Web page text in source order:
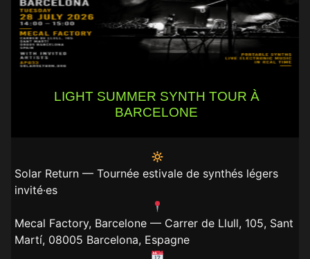
LIGHT SUMMER SYNTH TOUR À
BARCELONE
Solar Return — Tournée estivale de synthés légers
invité·es
Mecal Factory, Barcelone — Carrer de Llull, 105, Sant
Martí, 08005 Barcelona, Espagne